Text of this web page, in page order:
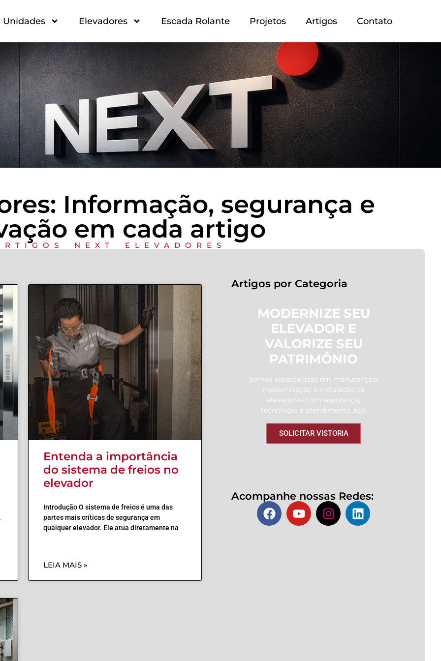
Unidades Elevadores Escada Rolante Projetos Artigos Contato
Informação, segurança e
em cada artigo
NEXT ELEVADORES
Entenda a importância
do sistema de freios no
elevador
Introdução O sistema de freios é uma das
partes mais críticas de segurança em
qualquer elevador. Ele atua diretamente na
LEIA MAIS »
Artigos por Categoria
MODERNIZE SEU
ELEVADOR E
VALORIZE SEU
PATRIMÔNIO
Somos especialistas em manutenção,
modernização e instalação de
elevadores com segurança,
tecnologia e atendimento ágil.
SOLICITAR VISTORIA
Acompanhe nossas Redes: